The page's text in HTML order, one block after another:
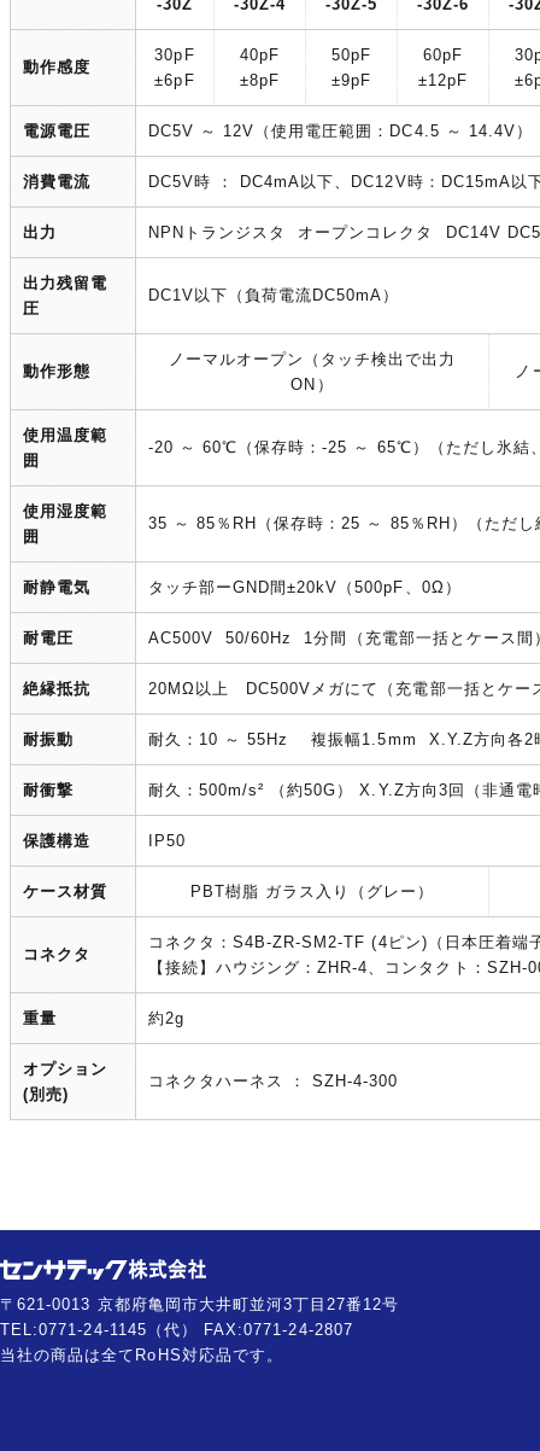
-30Z
-30Z-4
-30Z-5
-30Z-6
-
動作感度
30pF
±6pF
40pF
±8pF
50pF
±9pF
60pF
±12pF
電源電圧 DC5V ～ 12V（使用電圧範囲：DC4.5 ～ 14.4V）
消費電流 DC5V時 ： DC4mA以下、DC12V時：DC15mA以
出力 NPNトランジスタ オープンコレクタ DC14V
出力残留電
圧
DC1V以下（負荷電流DC50mA）
動作形態
ノーマルオープン（タッチ検出で出力
ON）
ノ
使用温度範
囲
-20 ～ 60℃（保存時：-25 ～ 65℃）（ただし氷結
使用湿度範
囲
35 ～ 85％RH（保存時：25 ～ 85％RH）（ただし
耐静電気 タッチ部ーGND間±20kV（500pF、0Ω）
耐電圧 AC500V 50/60Hz 1分間（充電部一括とケース間
絶縁抵抗 20MΩ以上 DC500Vメガにて（充電部一括とケー
耐振動 耐久：10 ～ 55Hz 複振幅1.5mm X.Y.Z方向各2
耐衝撃 耐久：500m/s² （約50G） X.Y.Z方向3回（非通電
保護構造 IP50
ケース材質 PBT樹脂 ガラス入り（グレー）
コネクタ
コネクタ：S4B-ZR-SM2-TF (4ピン)（日本圧着端
【接続】ハウジング：ZHR-4、コンタクト：
重量 約2g
オプション
(別売)
コネクタハーネス ： SZH-4-300
〒621-0013 京都府亀岡市大井町並河3丁目27番12号
TEL:0771-24-1145（代） FAX:0771-24-2807
当社の商品は全てRoHS対応品です。